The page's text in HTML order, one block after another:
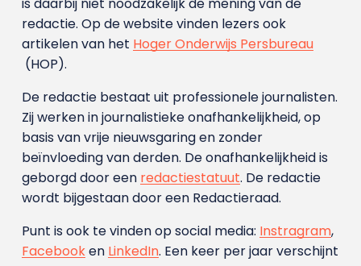
redactie. Op de website vinden lezers ook
artikelen van het Hoger Onderwijs Persbureau
(HOP).
De redactie bestaat uit professionele journalisten.
Zij werken in journalistieke onafhankelijkheid, op
basis van vrije nieuwsgaring en zonder
beïnvloeding van derden. De onafhankelijkheid is
geborgd door een redactiestatuut. De redactie
wordt bijgestaan door een Redactieraad.
Punt is ook te vinden op social media: Instragram,
Facebooken LinkedIn. Een keer per jaar verschijnt